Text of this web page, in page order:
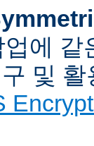
업에
및 활